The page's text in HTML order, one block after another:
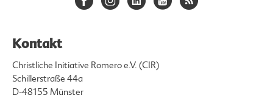
Kontakt
Christliche Initiative Romero e.V. (CIR)
Schillerstraße 44a
D-48155 Münster